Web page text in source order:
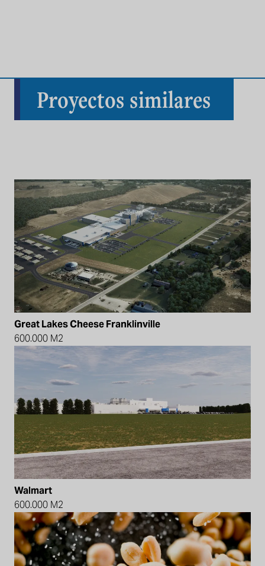
Proyectos similares
Great Lakes Cheese Franklinville
600.000 M2
Walmart
600.000 M2